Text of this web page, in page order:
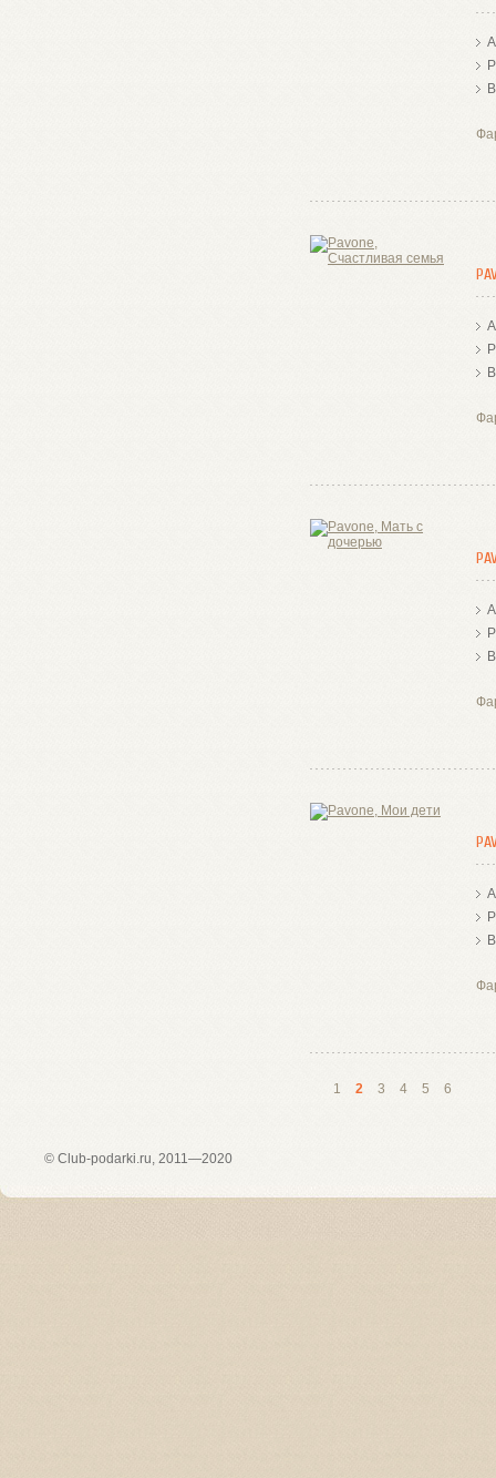
1 2 3 4 5 6
© Club-podarki.ru, 2011—2020